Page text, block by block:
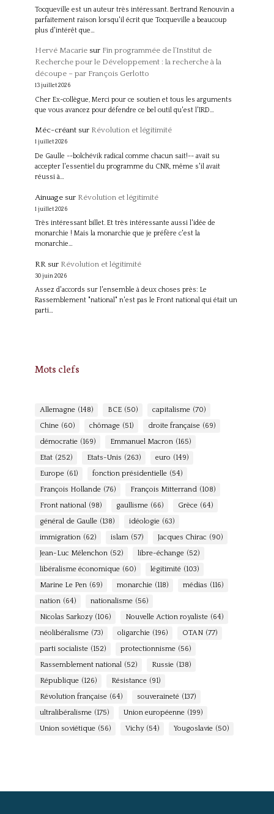
Tocqueville est un auteur très intéressant. Bertrand Renouvin a
parfaitement raison lorsqu'il écrit que Tocqueville a beaucoup
plus d'intérêt que…
Hervé Macariesur Fin programmée de l’Institut de
Recherche pour le Développement : la recherche à la
découpe – par François Gerlotto
13 juillet 2026
Cher Ex-collègue, Merci pour ce soutien et tous les arguments
que vous avancez pour défendre ce bel outil qu'est l'IRD…
Méc-créantsur Révolution et légitimité
1 juillet 2026
De Gaulle --bolchévik radical comme chacun sait!-- avait su
accepter l'essentiel du programme du CNR, même s'il avait
réussi à…
Ainuagesur Révolution et légitimité
1 juillet 2026
Très intéressant billet. Et très intéressante aussi l'idée de
monarchie ! Mais la monarchie que je préfère c'est la
monarchie…
RR sur Révolution et légitimité
30 juin 2026
Assez d'accords sur l'ensemble à deux choses près: Le
Rassemblement "national" n'est pas le Front national qui était un
parti…
Mots clefs
Allemagne (148) BCE (50) capitalisme (70)
Chine (60) chômage (51) droite française (69)
démocratie (169) Emmanuel Macron (165)
Etat (252) Etats-Unis (263) euro (149)
Europe (61) fonction présidentielle (54)
François Hollande (76) François Mitterrand (108)
Front national (98) gaullisme (66) Grèce (64)
général de Gaulle (138) idéologie (63)
immigration (62) islam (57) Jacques Chirac (90)
Jean-Luc Mélenchon (52) libre-échange (52)
libéralisme économique (60) légitimité (103)
Marine Le Pen (69) monarchie (118) médias (116)
nation (64) nationalisme (56)
Nicolas Sarkozy (106) Nouvelle Action royaliste (64)
néolibéralisme (73) oligarchie (196) OTAN (77)
parti socialiste (152) protectionnisme (56)
Rassemblement national (52) Russie (138)
République (126) Résistance (91)
Révolution française (64) souveraineté (137)
ultralibéralisme (175) Union européenne (199)
Union soviétique (56) Vichy (54) Yougoslavie (50)